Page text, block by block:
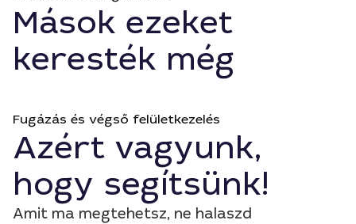
Mások ezeket
keresték még
Fugázás és végső felületkezelés
Azért vagyunk,
hogy segítsünk!
Amit ma megtehetsz, ne halaszd